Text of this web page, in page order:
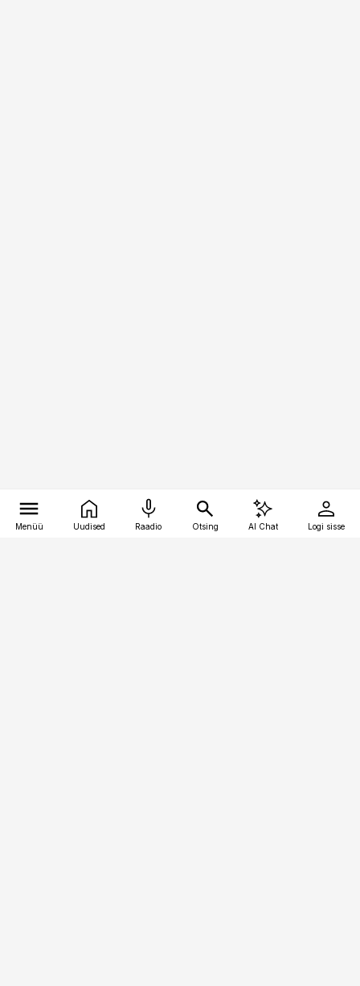
Menüü Uudised Raadio Otsing AI Chat Logi sisse